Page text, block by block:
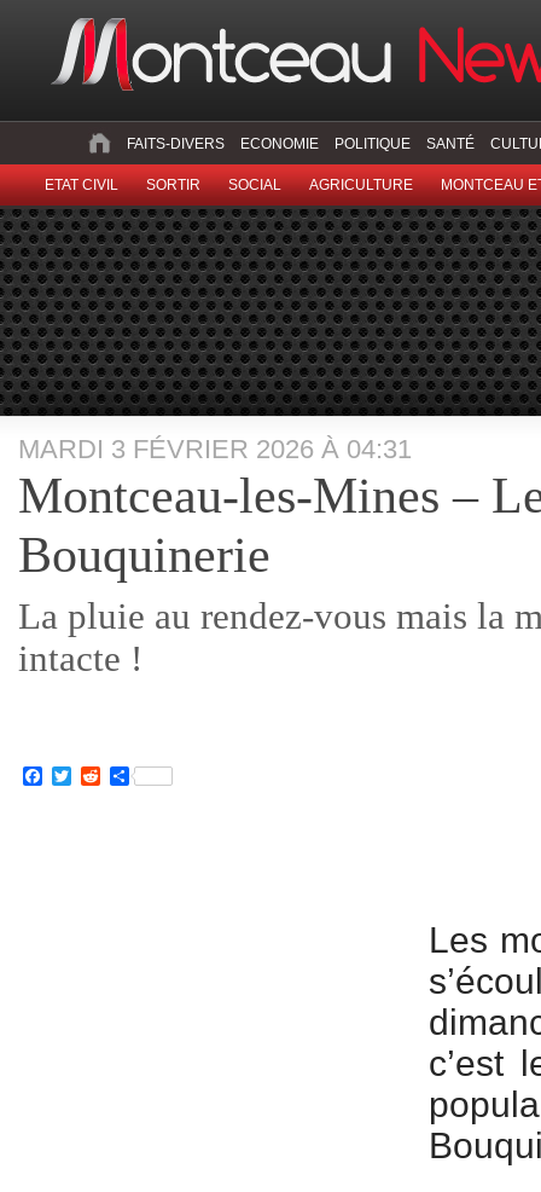
FAITS-DIVERS ECONOMIE POLITIQUE SANTÉ
ETAT CIVIL SORTIR SOCIAL AGRICULTURE MONTCEAU
MARDI 3 FÉVRIER 2026 À 04:31
Montceau-les-Mines –
Bouquinerie
La pluie au rendez-vous mais la
intacte !
Facebook
TwitterRedditPartager
Les
c’est